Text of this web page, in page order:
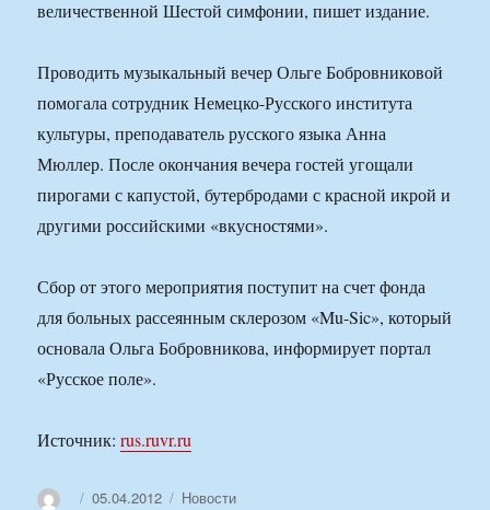
величественной Шестой симфонии, пишет издание.
Проводить музыкальный вечер Ольге Бобровниковой
помогала сотрудник Немецко-Русского института
культуры, преподаватель русского языка Анна
Мюллер. После окончания вечера гостей угощали
пирогами с капустой, бутербродами с красной икрой и
другими российскими «вкусностями».
Сбор от этого мероприятия поступит на счет фонда
для больных рассеянным склерозом «Mu-Sic», который
основала Ольга Бобровникова, информирует портал
«Русское поле».
Источник:rus.ruvr.ru
АвторОпубликовано
05.04.2012 Рубрики
Новости